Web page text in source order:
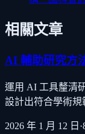
相關文章
AI 輔助研究方
運用 AI 工具釐清
設計出符合學術規
2026 年 1 月 12 日 ·